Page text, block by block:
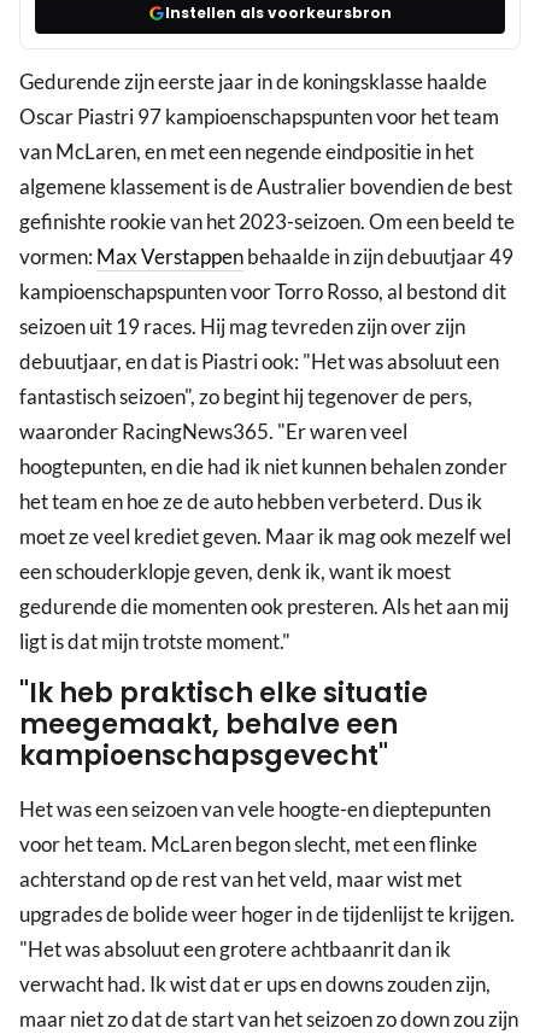
Instellen als voorkeursbron
Gedurende zijn eerste jaar in de koningsklasse haalde
Oscar Piastri 97 kampioenschapspunten voor het team
van McLaren, en met een negende eindpositie in het
algemene klassement is de Australier bovendien de best
gefinishte rookie van het 2023-seizoen. Om een beeld te
vormen: Max Verstappenbehaalde in zijn debuutjaar 49
kampioenschapspunten voor Torro Rosso, al bestond dit
seizoen uit 19 races. Hij mag tevreden zijn over zijn
debuutjaar, en dat is Piastri ook: "Het was absoluut een
fantastisch seizoen", zo begint hij tegenover de pers,
waaronder RacingNews365. "Er waren veel
hoogtepunten, en die had ik niet kunnen behalen zonder
het team en hoe ze de auto hebben verbeterd. Dus ik
moet ze veel krediet geven. Maar ik mag ook mezelf wel
een schouderklopje geven, denk ik, want ik moest
gedurende die momenten ook presteren. Als het aan mij
ligt is dat mijn trotste moment."
"Ik heb praktisch elke situatie
meegemaakt, behalve een
kampioenschapsgevecht"
Het was een seizoen van vele hoogte-en dieptepunten
voor het team. McLaren begon slecht, met een flinke
achterstand op de rest van het veld, maar wist met
upgrades de bolide weer hoger in de tijdenlijst te krijgen.
"Het was absoluut een grotere achtbaanrit dan ik
verwacht had. Ik wist dat er ups en downs zouden zijn,
maar niet zo dat de start van het seizoen zo down zou zijn